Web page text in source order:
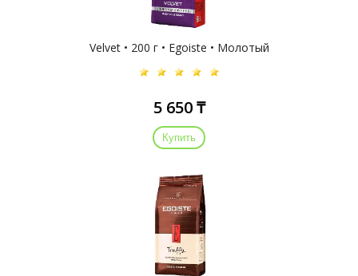
Velvet • 200 г • Egoiste • Молотый
5 650 ₸
Купить